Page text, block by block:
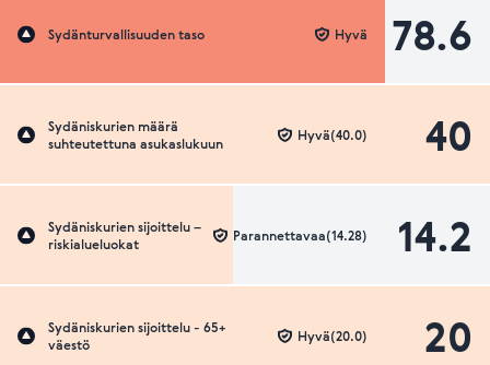
Sydänturvallisuuden taso 78.6
Hyvä
Sydäniskurien määrä
suhteutettuna asukaslukuun
40
Hyvä(40.0)
Sydäniskurien sijoittelu –
riskialueluokat
14.2
Parannettavaa(14.28)
Sydäniskurien sijoittelu - 65+
väestö
20
Hyvä(20.0)